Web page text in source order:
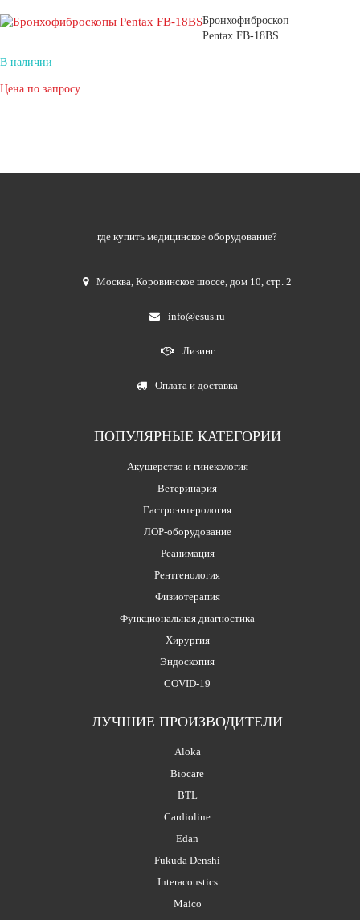
Бронхофиброскоп
Pentax FB-18BS
В наличии
Цена по запросу
где купить медицинское оборудование?
Москва,Коровинское шоссе, дом 10, стр. 2
info@esus.ru
Лизинг
Оплата и доставка
ПОПУЛЯРНЫЕ КАТЕГОРИИ
Акушерство и гинекология
Ветеринария
Гастроэнтерология
ЛОР-оборудование
Реанимация
Рентгенология
Физиотерапия
Функциональная диагностика
Хирургия
Эндоскопия
COVID-19
ЛУЧШИЕ ПРОИЗВОДИТЕЛИ
Aloka
Biocare
BTL
Cardioline
Edan
Fukuda Denshi
Interacoustics
Maico